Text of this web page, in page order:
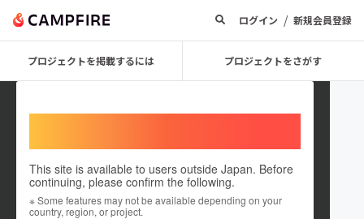
ログイン / 新規会員登録
プロジェクトを掲載するには プロジェクトをさがす
This site is available to users outside Japan. Before
continuing, please confirm the following.
※ Some features may not be available depending on your
country, region, or project.
fantasy factor chelcy